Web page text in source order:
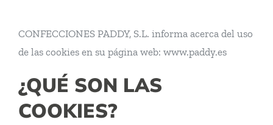
CONFECCIONES PADDY, S.L. informa acerca del uso
de las cookies en su página web: www.paddy.es
¿QUÉ SON LAS
COOKIES?